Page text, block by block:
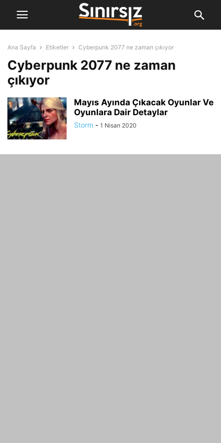
Ana Sayfa Etiketler Cyberpunk 2077 ne zaman çıkıyor
Cyberpunk 2077 ne zaman
çıkıyor
Mayıs Ayında Çıkacak Oyunlar Ve
Oyunlara Dair Detaylar
Storm - 1 Nisan 2020